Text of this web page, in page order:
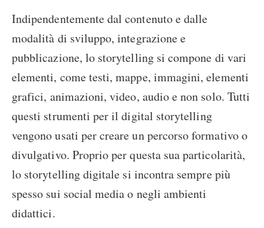
Indipendentemente dal contenuto e dalle
modalità di sviluppo, integrazione e
pubblicazione, lo storytelling si compone di vari
elementi, come testi, mappe, immagini, elementi
grafici, animazioni, video, audio e non solo. Tutti
questi strumenti per il digital storytelling
vengono usati per creare un percorso formativo o
divulgativo. Proprio per questa sua particolarità,
lo storytelling digitale si incontra sempre più
spesso sui social media o negli ambienti
didattici.